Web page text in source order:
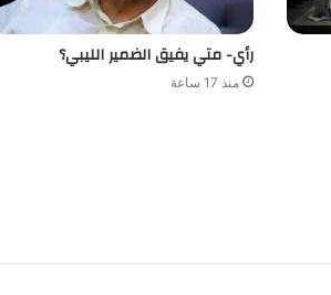
رأي- متي يفيق الضمير الليبي؟
منذ 17 ساعة